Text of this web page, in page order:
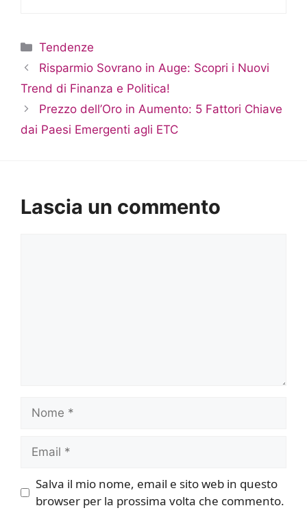
Categorie
Tendenze
Risparmio Sovrano in Auge: Scopri i Nuovi
Trend di Finanza e Politica!
Prezzo dell’Oro in Aumento: 5 Fattori Chiave
dai Paesi Emergenti agli ETC
Lascia un commento
Nome
Email
Salva il mio nome, email e sito web in questo
browser per la prossima volta che commento.